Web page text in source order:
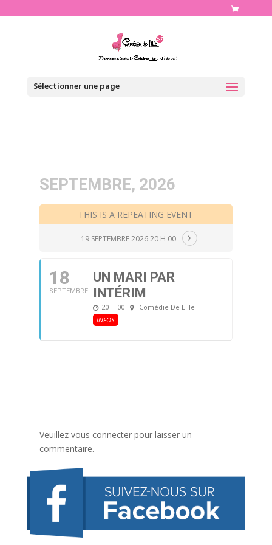
Sélectionner une page
SEPTEMBRE, 2026
THIS IS A REPEATING EVENT
19 SEPTEMBRE 2026 20 H 00
18
SEPTEMBRE
UN MARI PAR
INTÉRIM
20 H 00
Comédie De Lille
INFOS
Veuillez vous connecter pour laisser un
commentaire.